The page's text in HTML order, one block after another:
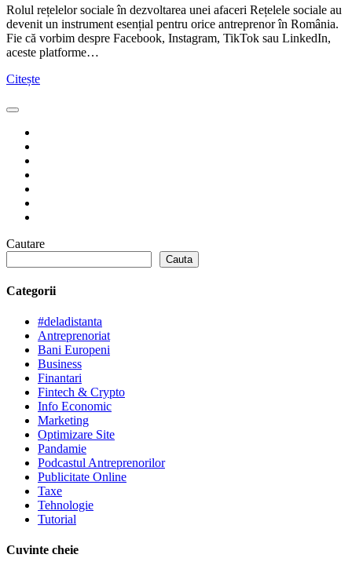
Rolul rețelelor sociale în dezvoltarea unei afaceri Rețelele sociale au
devenit un instrument esențial pentru orice antreprenor în România.
Fie că vorbim despre Facebook, Instagram, TikTok sau LinkedIn,
aceste platforme…
Citește
Cautare
Cauta
Categorii
#deladistanta
Antreprenoriat
Bani Europeni
Business
Finantari
Fintech & Crypto
Info Economic
Marketing
Optimizare Site
Pandamie
Podcastul Antreprenorilor
Publicitate Online
Taxe
Tehnologie
Tutorial
Cuvinte cheie